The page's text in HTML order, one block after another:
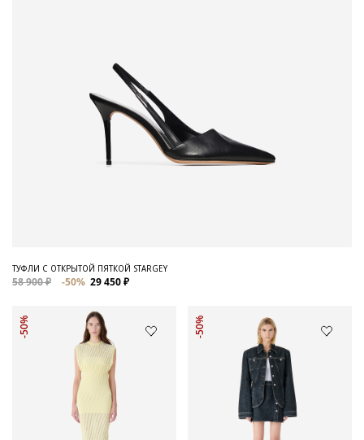
ТУФЛИ С ОТКРЫТОЙ ПЯТКОЙ STARGEY
58 900 ₽ -50% 29 450 ₽
-50% -50%